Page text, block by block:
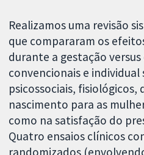
Realizamos uma revisão
que compararam os
durante a gestação
convencionais e individual
psicossociais,
nascimento para as
como na satisfação do
Quatro ensaios clínicos
randomizados